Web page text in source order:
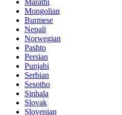
Mongolian
Burmese
Nepali
Norwegian
Pashto
Persian
Punjabi
Serbian
Sesotho
Sinhala
Slovak
Slovenian